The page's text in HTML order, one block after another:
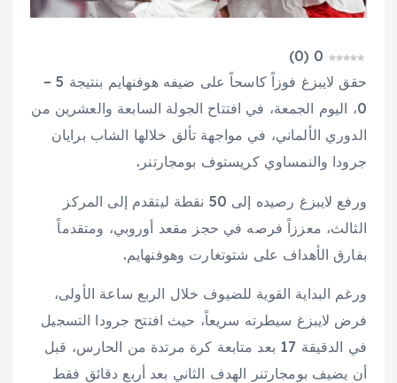
0
(
0
)
حقق لايبزغ فوزاً كاسحاً على ضيفه هوفنهايم بنتيجة 5 –
0، اليوم الجمعة، في افتتاح الجولة السابعة والعشرين من
الدوري الألماني، في مواجهة تألق خلالها الشاب برايان
جرودا والنمساوي كريستوف بومجارتنر.
ورفع لايبزغ رصيده إلى 50 نقطة ليتقدم إلى المركز
الثالث، معززاً فرصه في حجز مقعد أوروبي، ومتقدماً
بفارق الأهداف على شتوتغارت وهوفنهايم.
ورغم البداية القوية للضيوف خلال الربع ساعة الأولى،
فرض لايبزغ سيطرته سريعاً، حيث افتتح جرودا التسجيل
في الدقيقة 17 بعد متابعة كرة مرتدة من الحارس، قبل
أن يضيف بومجارتنر الهدف الثاني بعد أربع دقائق فقط